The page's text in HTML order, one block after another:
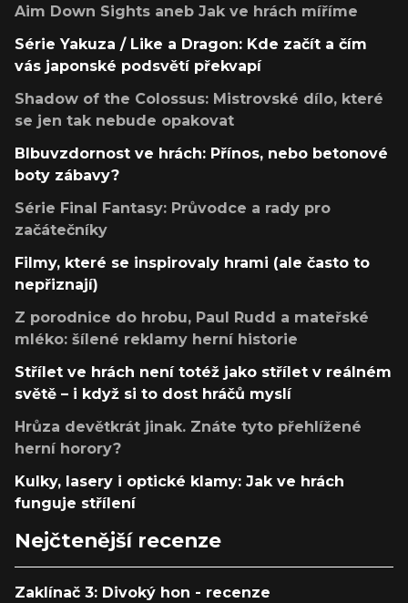
Aim Down Sights aneb Jak ve hrách míříme
Série Yakuza / Like a Dragon: Kde začít a čím
vás japonské podsvětí překvapí
Shadow of the Colossus: Mistrovské dílo, které
se jen tak nebude opakovat
Blbuvzdornost ve hrách: Přínos, nebo betonové
boty zábavy?
Série Final Fantasy: Průvodce a rady pro
začátečníky
Filmy, které se inspirovaly hrami (ale často to
nepřiznají)
Z porodnice do hrobu, Paul Rudd a mateřské
mléko: šílené reklamy herní historie
Střílet ve hrách není totéž jako střílet v reálném
světě – i když si to dost hráčů myslí
Hrůza devětkrát jinak. Znáte tyto přehlížené
herní horory?
Kulky, lasery i optické klamy: Jak ve hrách
funguje střílení
Nejčtenější recenze
Zaklínač 3: Divoký hon - recenze